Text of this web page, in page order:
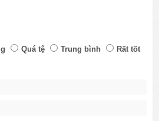
Quá tệ Trung bình
Rất tốt